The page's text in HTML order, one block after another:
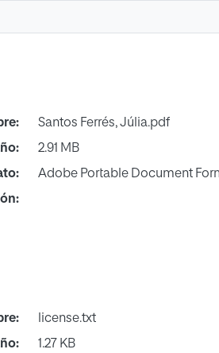
Santos Ferrés, Júlia.pdf
2.91 MB
Adobe Portable Document
license.txt
1.27 KB